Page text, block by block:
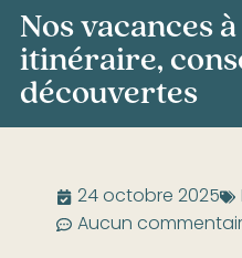
Nos vacances
itinéraire,
découvertes
24 octobre 2025
Aucun